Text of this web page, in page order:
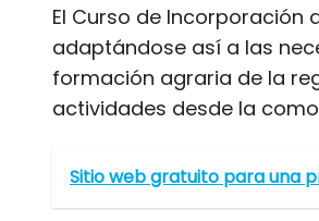
El Curso de Incorporación
adaptándose así a las
formación agraria de la
actividades desde la
Sitio web gratuito para una